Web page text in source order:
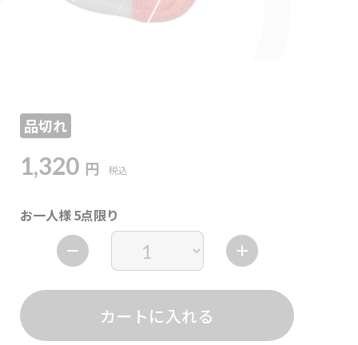
品切れ
1,320 円 税込
お一人様 5点限り
カートに入れる